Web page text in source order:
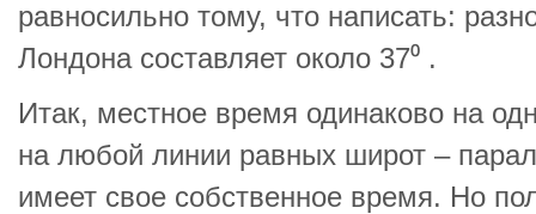
равносильно тому, что написать:
Лондона составляет около 37⁰ .
Итак, местное время одинаково на
на любой линии равных широт –
имеет свое собственное время. Но